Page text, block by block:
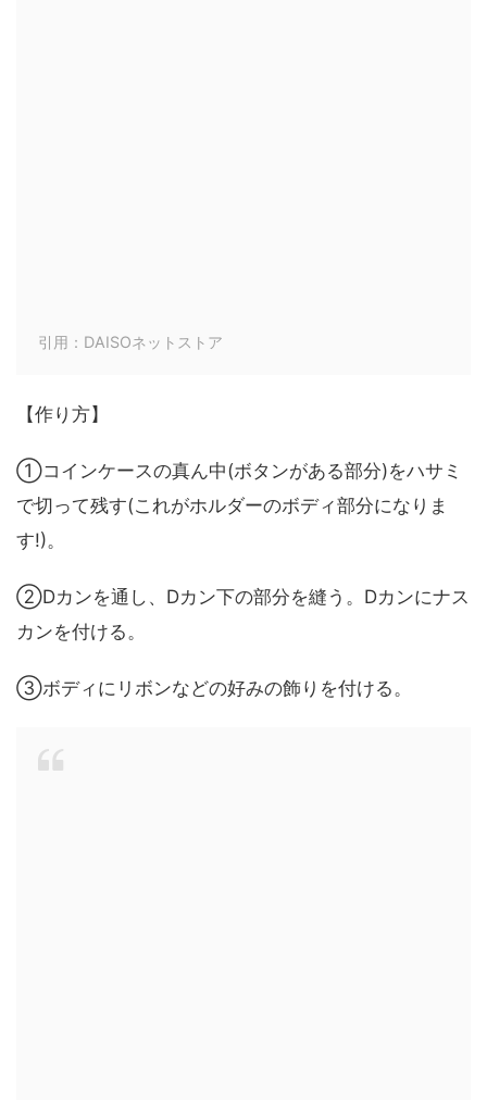
引用：DAISOネットストア
【作り方】
①コインケースの真ん中(ボタンがある部分)をハサミ
で切って残す(これがホルダーのボディ部分になりま
す!)。
②Dカンを通し、Dカン下の部分を縫う。Dカンにナス
カンを付ける。
③ボディにリボンなどの好みの飾りを付ける。